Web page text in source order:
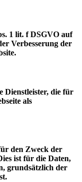
1 lit. f DSGVO auf
Verbesserung der
Dienstleister, die für
als
den Zweck der
ist für die Daten,
grundsätzlich der